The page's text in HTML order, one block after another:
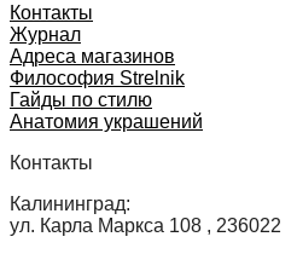
Контакты
Журнал
Адреса магазинов
Философия Strelnik
Гайды по стилю
Анатомия украшений
Контакты
Калининград:
ул. Карла Маркса 108 , 236022